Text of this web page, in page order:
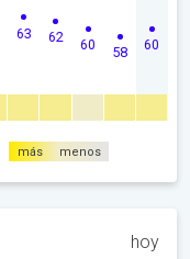
63 62 60 58 60
más menos
hoy